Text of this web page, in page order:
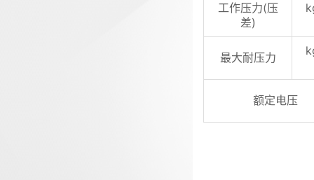
工作压力(压
差)
最大耐压力
额定电压